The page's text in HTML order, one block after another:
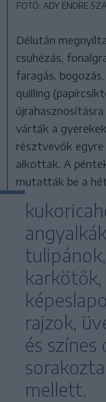
FOTÓ: ADY ENDRE
Délután
csuhézás,
faragás,
quilling
várták a
résztvevők egyre
alkottak. A
mutatták be a
rajzok,
és
mellett.